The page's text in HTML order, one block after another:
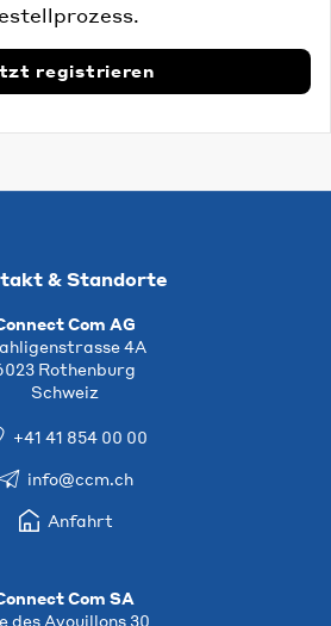
registrieren
& Standorte
Com AG
4A
Rothenburg
Schweiz
+41 41 854 00 00
info@ccm.ch
Anfahrt
Com SA
des Avouillons 30